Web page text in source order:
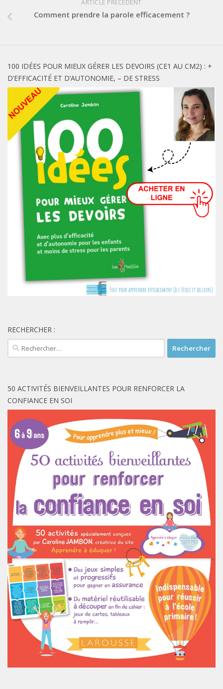
ARTICLE PRÉCÉDENT
Comment prendre la parole efficacement ?
100 IDÉES POUR MIEUX GÉRER LES DEVOIRS (CE1 AU CM2) : +
D’EFFICACITÉ ET D’AUTONOMIE, – DE STRESS
RECHERCHER :
Rechercher :
50 ACTIVITÉS BIENVEILLANTES POUR RENFORCER LA
CONFIANCE EN SOI